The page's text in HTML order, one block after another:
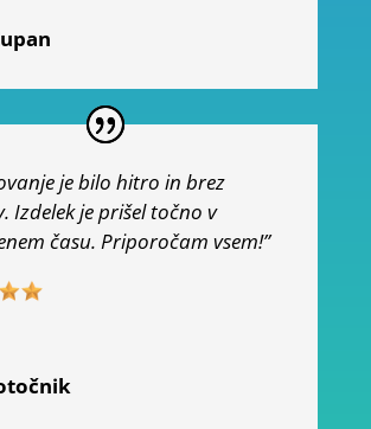
je bilo hitro in brez
Izdelek je prišel točno v
času. Priporočam vsem!”